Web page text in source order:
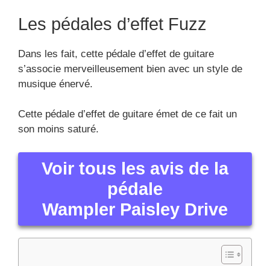
Les pédales d’effet Fuzz
Dans les fait, cette pédale d’effet de guitare
s’associe merveilleusement bien avec un style de
musique énervé.
Cette pédale d’effet de guitare émet de ce fait un
son moins saturé.
Voir tous les avis de la
pédale
Wampler Paisley Drive